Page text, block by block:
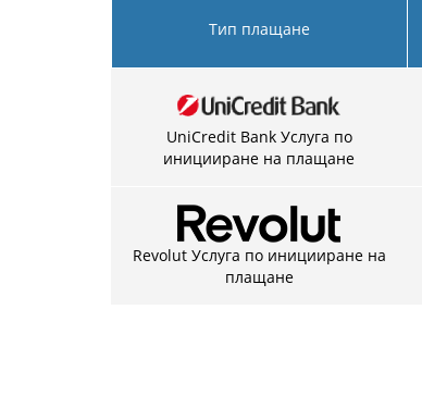
Тип плащане
UniCredit Bank Услуга по
иницииране на плащане
Revolut Услуга по иницииране на
плащане